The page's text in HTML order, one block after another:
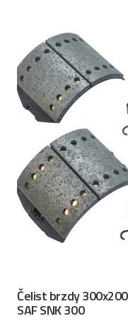
Čelist brzdy
SAF SNK 300